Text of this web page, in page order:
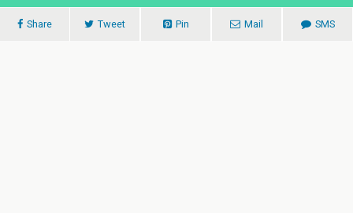
Share Tweet Pin Mail SMS